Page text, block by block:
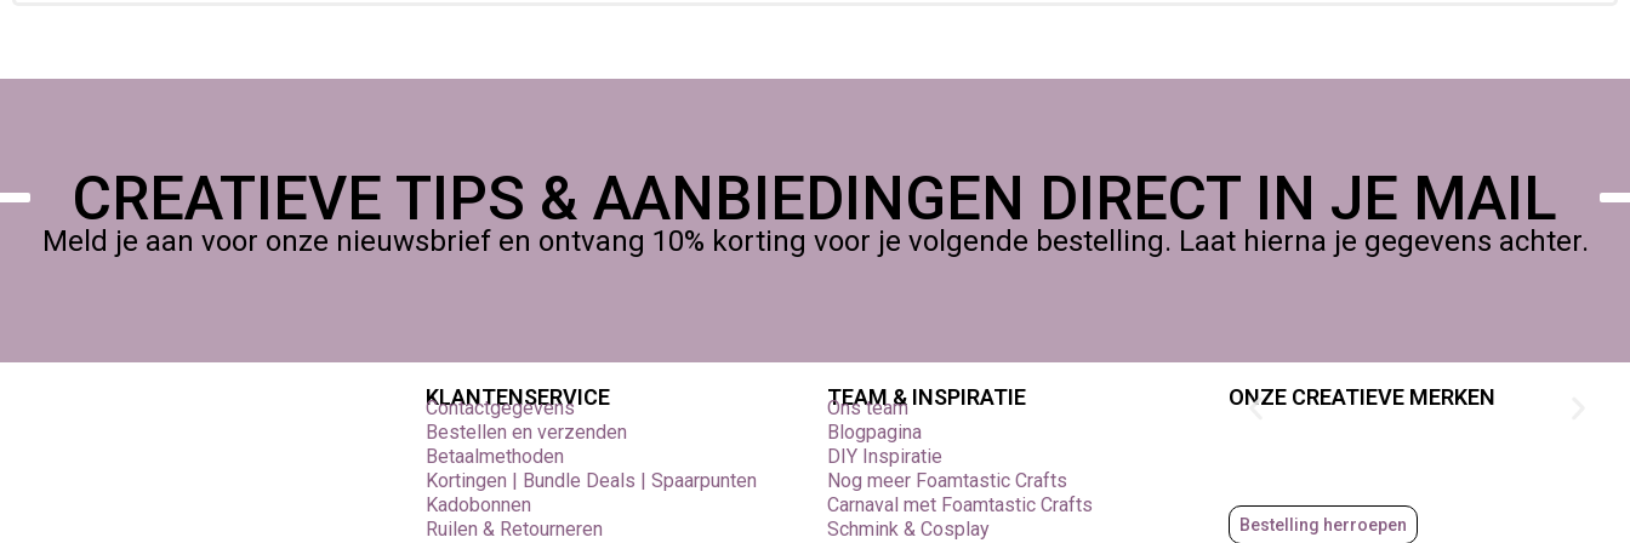
CREATIEVE TIPS & AANBIEDINGEN DIRECT IN JE MAIL
Meld je aan voor onze nieuwsbrief en ontvang 10% korting voor je volgende bestelling. Laat hierna je gegevens achter.
KLANTENSERVICE
Contactgegevens
Bestellen en verzenden
Betaalmethoden
Kortingen | Bundle Deals | Spaarpunten
Kadobonnen
Ruilen & Retourneren
TEAM & INSPIRATIE
Ons team
Blogpagina
DIY Inspiratie
Nog meer Foamtastic Crafts
Carnaval met Foamtastic Crafts
Schmink & Cosplay
ONZE CREATIEVE MERKEN
Bestelling herroepen